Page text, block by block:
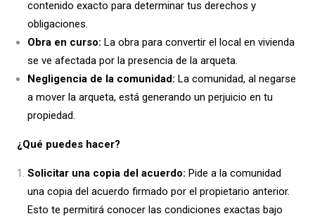
contenido exacto para determinar tus derechos y
obligaciones.
Obra en curso: La obra para convertir el local en vivienda
se ve afectada por la presencia de la arqueta.
Negligencia de la comunidad: La comunidad, al negarse
a mover la arqueta, está generando un perjuicio en tu
propiedad.
¿Qué puedes hacer?
Solicitar una copia del acuerdo: Pide a la comunidad
una copia del acuerdo firmado por el propietario anterior.
Esto te permitirá conocer las condiciones exactas bajo